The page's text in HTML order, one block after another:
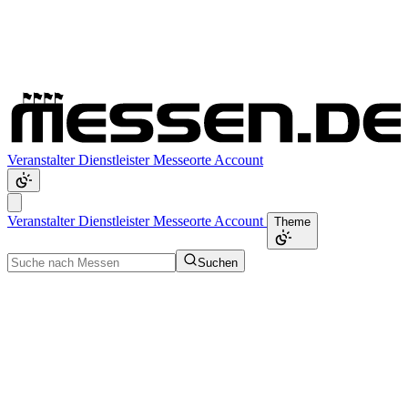
VeranstalterDienstleisterMesseorte Account
VeranstalterDienstleisterMesseorte Account Theme
Suchen